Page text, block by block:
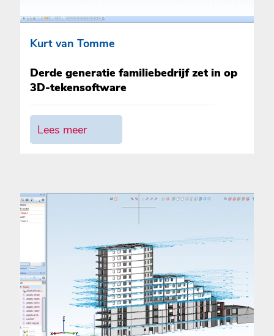
Kurt van Tomme
Derde generatie familiebedrijf zet in op
3D-tekensoftware
Lees meer